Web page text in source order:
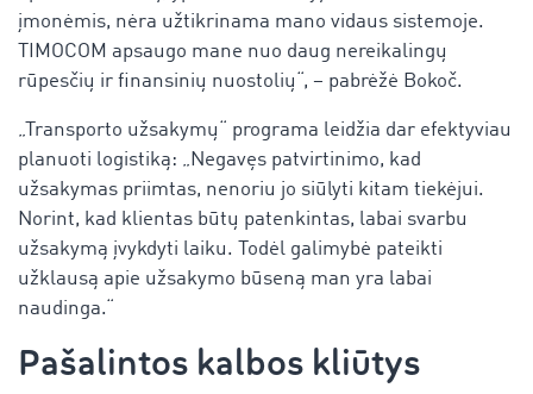
įmonėmis, nėra užtikrinama mano vidaus sistemoje.
TIMOCOM apsaugo mane nuo daug nereikalingų
rūpesčių ir finansinių nuostolių“, – pabrėžė Bokoč.
„Transporto užsakymų“ programa leidžia dar efektyviau
planuoti logistiką: „Negavęs patvirtinimo, kad
užsakymas priimtas, nenoriu jo siūlyti kitam tiekėjui.
Norint, kad klientas būtų patenkintas, labai svarbu
užsakymą įvykdyti laiku. Todėl galimybė pateikti
užklausą apie užsakymo būseną man yra labai
naudinga.“
Pašalintos kalbos kliūtys